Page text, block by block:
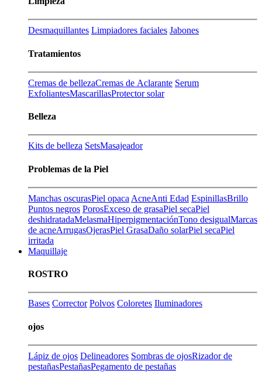
Desmaquillantes Limpiadores faciales Jabones
Tratamientos
Cremas de bellezaCremas de Aclarante Serum
ExfoliantesMascarillasProtector solar
Belleza
Kits de belleza SetsMasajeador
Problemas de la Piel
Manchas oscurasPiel opaca AcneAnti Edad EspinillasBrillo
Puntos negros PorosExceso de grasaPiel secaPiel
deshidratadaMelasmaHiperpigmentaciónTono desigualMarcas
de acneArrugasOjerasPiel GrasaDaño solarPiel secaPiel
irritada
Maquillaje
ROSTRO
Bases Corrector Polvos Coloretes Iluminadores
ojos
Lápiz de ojos Delineadores Sombras de ojosRizador de
pestañasPestañasPegamento de pestañas